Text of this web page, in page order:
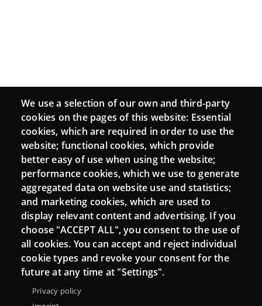
We use a selection of our own and third-party
cookies on the pages of this website: Essential
cookies, which are required in order to use the
website; functional cookies, which provide
better easy of use when using the website;
performance cookies, which we use to generate
aggregated data on website use and statistics;
and marketing cookies, which are used to
display relevant content and advertising. If you
choose "ACCEPT ALL", you consent to the use of
all cookies. You can accept and reject individual
cookie types and revoke your consent for the
future at any time at "Settings".
Privacy policy